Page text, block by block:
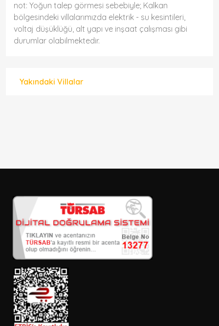
not: Yoğun talep görmesi sebebiyle; Kalkan
bölgesindeki villalarımızda elektrik - su kesintileri,
voltaj düşüklüğü, alt yapı ve inşaat çalışması gibi
durumlar olabilmektedir.
Yakındaki Villalar